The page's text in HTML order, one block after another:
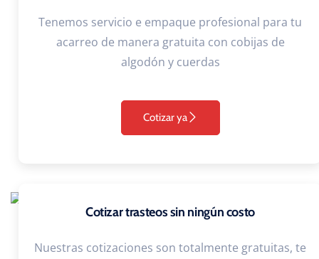
Tenemos servicio e empaque profesional para tu
acarreo de manera gratuita con cobijas de
algodón y cuerdas
Cotizar ya
Cotizar trasteos sin ningún costo
Nuestras cotizaciones son totalmente gratuitas, te